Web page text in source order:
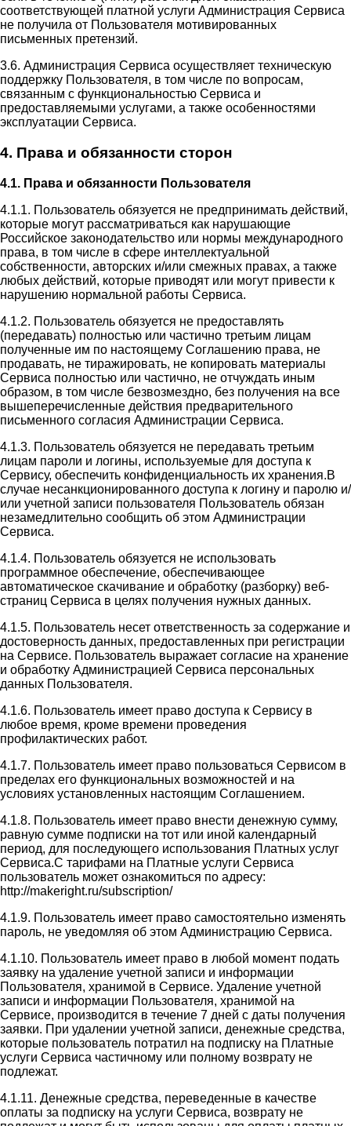
соответствующей платной услуги Администрация Сервиса
не получила от Пользователя мотивированных
письменных претензий.
3.6. Администрация Сервиса осуществляет техническую
поддержку Пользователя, в том числе по вопросам,
связанным с функциональностью Сервиса и
предоставляемыми услугами, а также особенностями
эксплуатации Сервиса.
4. Права и обязанности сторон
4.1. Права и обязанности Пользователя
4.1.1. Пользователь обязуется не предпринимать действий,
которые могут рассматриваться как нарушающие
Российское законодательство или нормы международного
права, в том числе в сфере интеллектуальной
собственности, авторских и/или смежных правах, а также
любых действий, которые приводят или могут привести к
нарушению нормальной работы Сервиса.
4.1.2. Пользователь обязуется не предоставлять
(передавать) полностью или частично третьим лицам
полученные им по настоящему Соглашению права, не
продавать, не тиражировать, не копировать материалы
Сервиса полностью или частично, не отчуждать иным
образом, в том числе безвозмездно, без получения на все
вышеперечисленные действия предварительного
письменного согласия Администрации Сервиса.
4.1.3. Пользователь обязуется не передавать третьим
лицам пароли и логины, используемые для доступа к
Сервису, обеспечить конфиденциальность их хранения.В
случае несанкционированного доступа к логину и паролю и/
или учетной записи пользователя Пользователь обязан
незамедлительно сообщить об этом Администрации
Сервиса.
4.1.4. Пользователь обязуется не использовать
программное обеспечение, обеспечивающее
автоматическое скачивание и обработку (разборку) веб-
страниц Сервиса в целях получения нужных данных.
4.1.5. Пользователь несет ответственность за содержание и
достоверность данных, предоставленных при регистрации
на Сервисе. Пользователь выражает согласие на хранение
и обработку Администрацией Сервиса персональных
данных Пользователя.
4.1.6. Пользователь имеет право доступа к Сервису в
любое время, кроме времени проведения
профилактических работ.
4.1.7. Пользователь имеет право пользоваться Сервисом в
пределах его функциональных возможностей и на
условиях установленных настоящим Соглашением.
4.1.8. Пользователь имеет право внести денежную сумму,
равную сумме подписки на тот или иной календарный
период, для последующего использования Платных услуг
Сервиса.С тарифами на Платные услуги Сервиса
пользователь может ознакомиться по адресу:
http://makeright.ru/subscription/
4.1.9. Пользователь имеет право самостоятельно изменять
пароль, не уведомляя об этом Администрацию Сервиса.
4.1.10. Пользователь имеет право в любой момент подать
заявку на удаление учетной записи и информации
Пользователя, хранимой в Сервисе. Удаление учетной
записи и информации Пользователя, хранимой на
Сервисе, производится в течение 7 дней с даты получения
заявки. При удалении учетной записи, денежные средства,
которые пользователь потратил на подписку на Платные
услуги Сервиса частичному или полному возврату не
подлежат.
4.1.11. Денежные средства, переведенные в качестве
оплаты за подписку на услуги Сервиса, возврату не